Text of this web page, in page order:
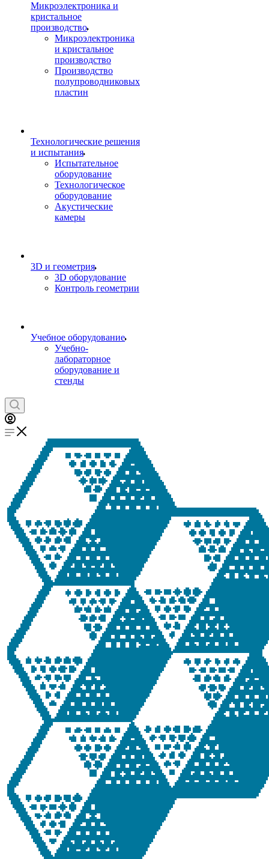
Микроэлектроника и
кристальное
производство
Микроэлектроника
и кристальное
производство
Производство
полупроводниковых
пластин
Технологические решения
и испытания
Испытательное
оборудование
Технологическое
оборудование
Акустические
камеры
3D и геометрия
3D оборудование
Контроль геометрии
Учебное оборудование
Учебно-
лабораторное
оборудование и
стенды